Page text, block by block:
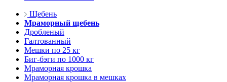
Щебень
Мраморный щебень
Дробленый
Галтованный
Мешки по 25 кг
Биг-бэги по 1000 кг
Мраморная крошка
Мраморная крошка в мешках